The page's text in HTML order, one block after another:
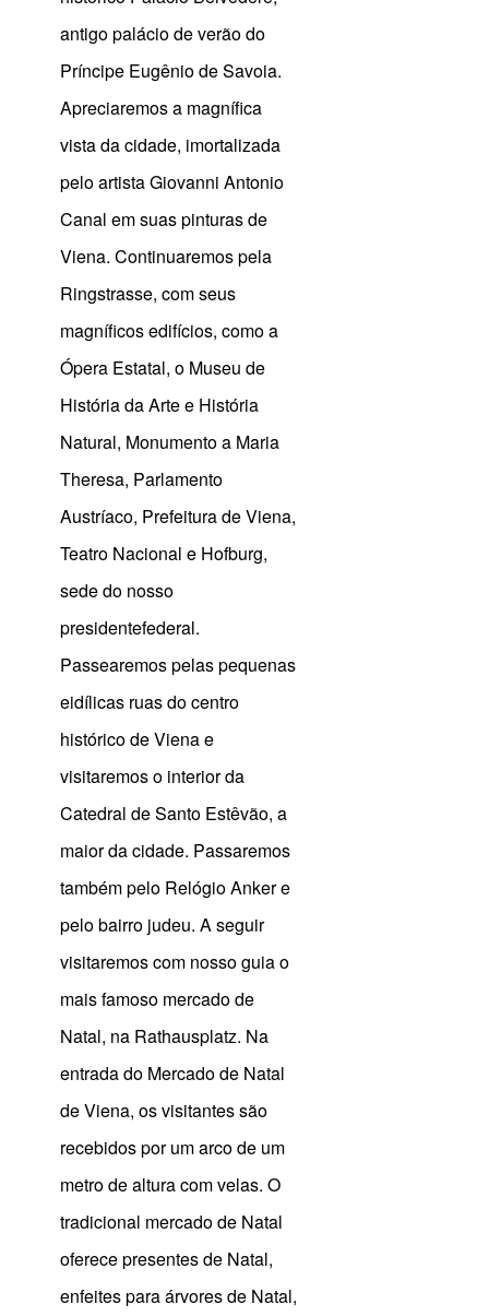
antigo palácio de verão do
Príncipe Eugênio de Savoia.
Apreciaremos a magnífica
vista da cidade, imortalizada
pelo artista Giovanni Antonio
Canal em suas pinturas de
Viena. Continuaremos pela
Ringstrasse, com seus
magníficos edifícios, como a
Ópera Estatal, o Museu de
História da Arte e História
Natural, Monumento a Maria
Theresa, Parlamento
Austríaco, Prefeitura de Viena,
Teatro Nacional e Hofburg,
sede do nosso
presidentefederal.
Passearemos pelas pequenas
eidílicas ruas do centro
histórico de Viena e
visitaremos o interior da
Catedral de Santo Estêvão, a
maior da cidade. Passaremos
também pelo Relógio Anker e
pelo bairro judeu. A seguir
visitaremos com nosso guia o
mais famoso mercado de
Natal, na Rathausplatz. Na
entrada do Mercado de Natal
de Viena, os visitantes são
recebidos por um arco de um
metro de altura com velas. O
tradicional mercado de Natal
oferece presentes de Natal,
enfeites para árvores de Natal,